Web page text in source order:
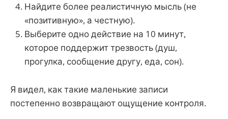
Найдите более реалистичную мысль (не
«позитивную», а честную).
Выберите одно действие на 10 минут,
которое поддержит трезвость (душ,
прогулка, сообщение другу, еда, сон).
Я видел, как такие маленькие записи
постепенно возвращают ощущение контроля.